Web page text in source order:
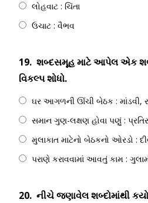
લોહવાટ : ચિંતા
ઉચાટ : વૈભવ
19. શબ્દસમૂહ માટે આપેલ એક
વિકલ્પ શોધો.
ઘર આગળની ઊંચી બેઠક : માંડવી,
સમાન ગુણ-લક્ષણ હોવા પણું :
મુલાકાત માટેનો બેઠકનો ઓરડો :
પરાણે કરાવવામાં આવતું કામ :
20. નીચે જણાવેલ શબ્દોમાંથી